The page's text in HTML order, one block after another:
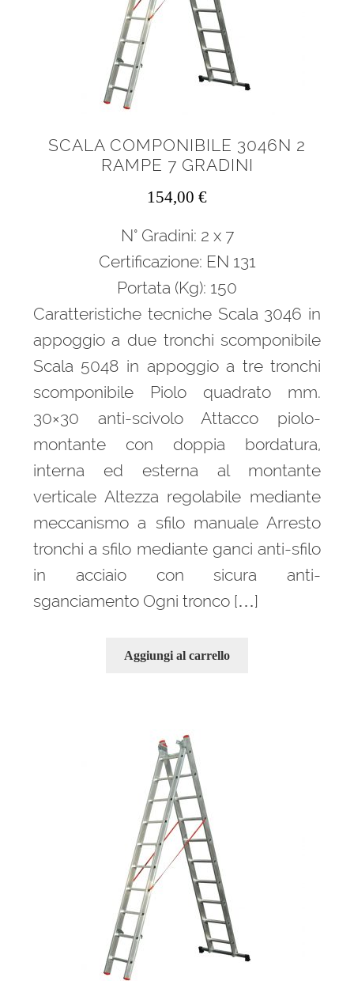
SCALA COMPONIBILE 3046N 2
RAMPE 7 GRADINI
154,00 €
N° Gradini: 2 x 7
Certificazione: EN 131
Portata (Kg): 150
Caratteristiche tecniche Scala 3046 in
appoggio a due tronchi scomponibile
Scala 5048 in appoggio a tre tronchi
scomponibile Piolo quadrato mm.
30×30 anti-scivolo Attacco piolo-
montante con doppia bordatura,
interna ed esterna al montante
verticale Altezza regolabile mediante
meccanismo a sfilo manuale Arresto
tronchi a sfilo mediante ganci anti-sfilo
in acciaio con sicura anti-
sganciamento Ogni tronco […]
Aggiungi al carrello